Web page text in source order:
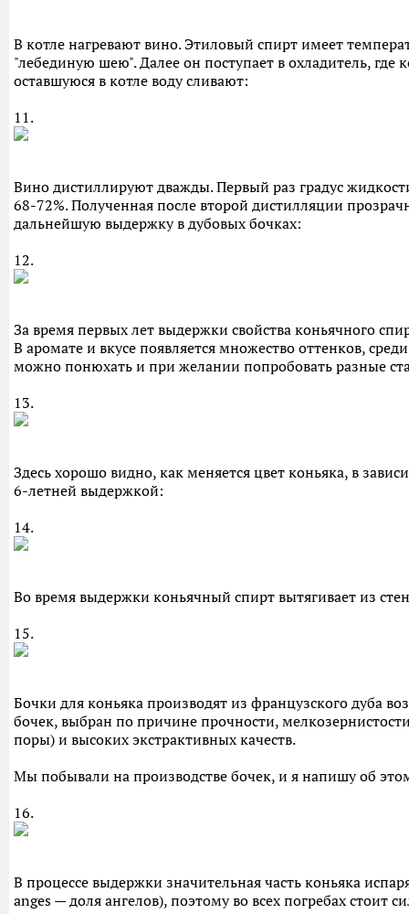
В котле нагревают вино. Этиловый спирт имеет
"лебединую шею". Далее он поступает в охладитель, где
оставшуюся в котле воду сливают:
11.
Вино дистиллируют дважды. Первый раз градус
68-72%. Полученная после второй дистилляции
дальнейшую выдержку в дубовых бочках:
12.
За время первых лет выдержки свойства коньячного
В аромате и вкусе появляется множество оттенков,
можно понюхать и при желании попробовать разные
13.
Здесь хорошо видно, как меняется цвет коньяка, в
6-летней выдержкой:
14.
Во время выдержки коньячный спирт вытягивает из
15.
Бочки для коньяка производят из французского дуба
бочек, выбран по причине прочности,
поры) и высоких экстрактивных качеств.
Мы побывали на производстве бочек, и я напишу об
16.
В процессе выдержки значительная часть коньяка
anges — доля ангелов), поэтому во всех погребах стоит